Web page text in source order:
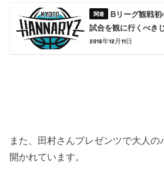
Bリーグ観戦
試合を観に行くべき
2018年12月11日
また、田村さんプレゼンツで大人の
開かれています。